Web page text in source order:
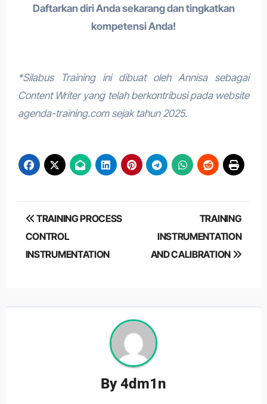
Daftarkan diri Anda sekarang dan tingkatkan
kompetensi Anda!
*Silabus Training ini dibuat oleh Annisa sebagai
Content Writer yang telah berkontribusi pada website
agenda-training.com sejak tahun 2025.
Post
navigation
TRAINING PROCESS
CONTROL
INSTRUMENTATION
TRAINING
INSTRUMENTATION
AND CALIBRATION
By4dm1n